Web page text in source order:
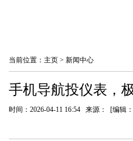
当前位置： 主页 > 新闻中心
手机导航投仪表，
时间：2026-04-11 16:54 来源： [编辑